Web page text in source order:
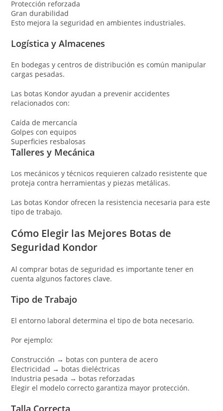
Protección reforzada
Gran durabilidad
Esto mejora la seguridad en ambientes industriales.
Logística y Almacenes
En bodegas y centros de distribución es común manipular
cargas pesadas.
Las botas Kondor ayudan a prevenir accidentes
relacionados con:
Caída de mercancía
Golpes con equipos
Superficies resbalosas
Talleres y Mecánica
Los mecánicos y técnicos requieren calzado resistente que
proteja contra herramientas y piezas metálicas.
Las botas Kondor ofrecen la resistencia necesaria para este
tipo de trabajo.
Cómo Elegir las Mejores Botas de
Seguridad Kondor
Al comprar botas de seguridad es importante tener en
cuenta algunos factores clave.
Tipo de Trabajo
El entorno laboral determina el tipo de bota necesario.
Por ejemplo:
Construcción → botas con puntera de acero
Electricidad → botas dieléctricas
Industria pesada → botas reforzadas
Elegir el modelo correcto garantiza mayor protección.
Talla Correcta